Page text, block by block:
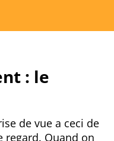
: le
de vue a ceci de
regard. Quand on